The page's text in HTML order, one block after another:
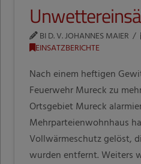
BI D. V. JOHANNES MAIER
EINSATZBERICHTE
Nach einem heftigen
Feuerwehr Mureck zu
Ortsgebiet Mureck
Mehrparteienwohnhaus
Vollwärmeschutz gelöst,
wurden entfernt. Weiters